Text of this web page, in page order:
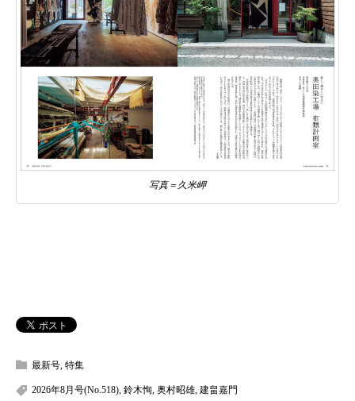
写真＝久米岬
最新号 特集
2026年8月号(No.518) 鈴木恂 奥村昭雄 建畠嘉門